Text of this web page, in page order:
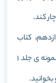
کند.
کتاب
است که نمونه ی جلد 1